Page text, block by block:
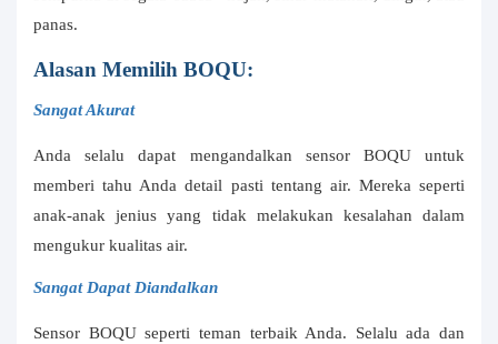
panas.
Alasan Memilih BOQU:
Sangat Akurat
Anda selalu dapat mengandalkan sensor BOQU untuk
memberi tahu Anda detail pasti tentang air. Mereka seperti
anak-anak jenius yang tidak melakukan kesalahan dalam
mengukur kualitas air.
Sangat Dapat Diandalkan
Sensor BOQU seperti teman terbaik Anda. Selalu ada dan